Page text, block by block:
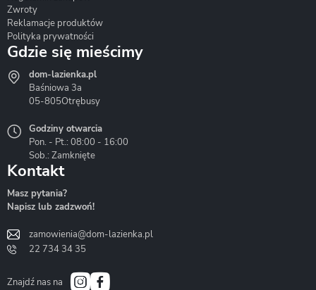
Hydrostop
Liveno
Bath&Spa
Zwroty
Reklamacje produktów
Polityka prywatności
Gdzie się mieścimy
dom-lazienka.pl
Baśniowa 3a
05-805Otrębusy
Godziny otwarcia
Pon. - Pt.: 08:00 - 16:00
Sob.: Zamknięte
Kontakt
Masz pytania?
Napisz lub zadzwoń!
zamowienia@dom-lazienka.pl
22 734 34 35
Znajdź nas na